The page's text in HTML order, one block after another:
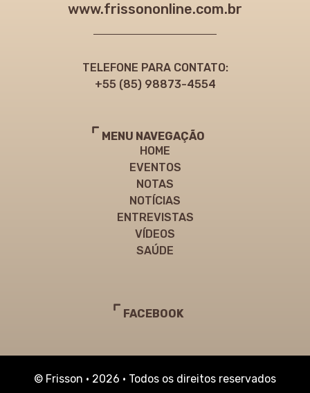
www.frissononline.com.br
TELEFONE PARA CONTATO:
+55 (85) 98873-4554
MENU NAVEGAÇÃO
HOME
EVENTOS
NOTAS
NOTÍCIAS
ENTREVISTAS
VÍDEOS
SAÚDE
FACEBOOK
© Frisson • 2026 • Todos os direitos reservados